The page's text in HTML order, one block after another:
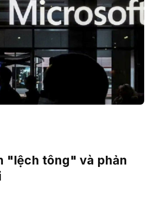
"lệch tông" và phản